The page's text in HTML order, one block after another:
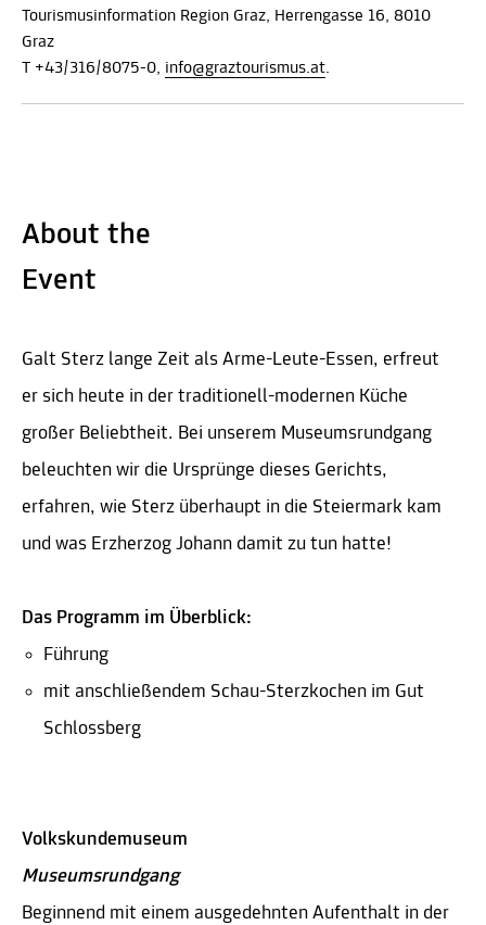
Tourismusinformation Region Graz, Herrengasse 16, 8010
Graz
T +43/316/8075-0, info@graztourismus.at.
About the
Event
Galt Sterz lange Zeit als Arme-Leute-Essen, erfreut
er sich heute in der traditionell-modernen Küche
großer Beliebtheit. Bei unserem Museumsrundgang
beleuchten wir die Ursprünge dieses Gerichts,
erfahren, wie Sterz überhaupt in die Steiermark kam
und was Erzherzog Johann damit zu tun hatte!
Das Programm im Überblick:
Führung
mit anschließendem Schau-Sterzkochen im Gut
Schlossberg
Volkskundemuseum
Museumsrundgang
Beginnend mit einem ausgedehnten Aufenthalt in der